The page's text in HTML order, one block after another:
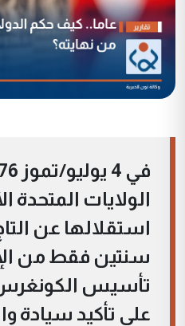
الولايات المتحدة
استقلالها عن
سنتين فقط من
تأسيس
على تأكيد سيادة